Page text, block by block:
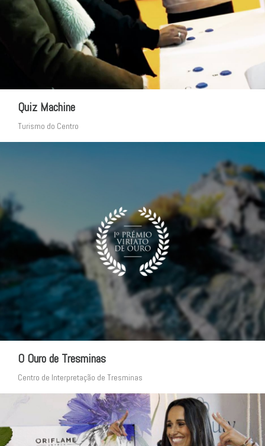
Quiz Machine
Turismo do Centro
O Ouro de Tresminas
Centro de Interpretação de Tresminas